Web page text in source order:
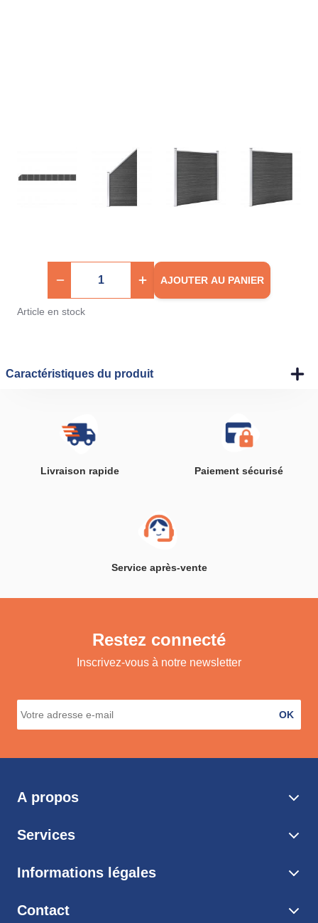
AJOUTER AU PANIER
Article en stock
Caractéristiques du produit
Livraison rapide Paiement sécurisé
Service après-vente
Restez connecté
Inscrivez-vous à notre newsletter
OK
A propos
Services
Informations légales
Contact